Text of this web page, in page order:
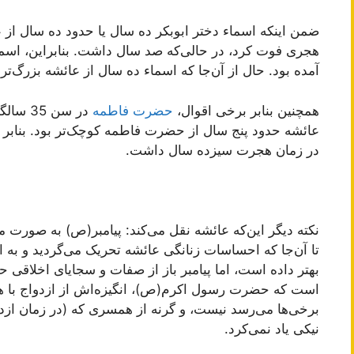
آمده بود. حال از آن‌جا که اسماء ده سال از عائشه
همچنین بنابر برخی اقوال، حضرت فاطمه
در
عائشه حدود پنج سال از حضرت فاطمه کوچک‌تر بود. بنابر
در زمان هجرت سیزده سال داشت.
نکته دیگر این‌که عائشه نقل می‌کند: پیامبر(ص) به
تا آن‌جا که احساسات زنانگی عائشه تحریک می‌گردید و
بهتر داده است، اما پیامبر باز از صفات و سجایای
است که حضرت رسول اکرم(ص)، انگیزه‌اش از ازدواج
نیکی یاد نمی‌کرد.